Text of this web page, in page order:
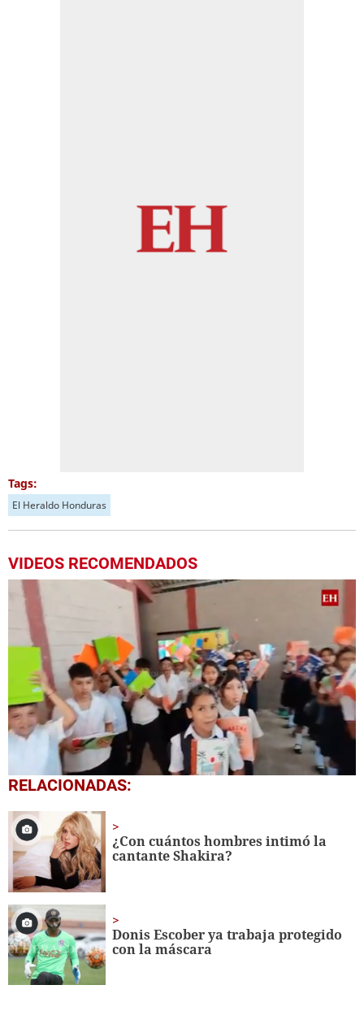
Tags:
El Heraldo Honduras
VIDEOS RECOMENDADOS
0
seconds
1
minute,
56
seconds
RELACIONADAS:
¿Con cuántos hombres intimó la
cantante Shakira?
Donis Escober ya trabaja protegido
con la máscara